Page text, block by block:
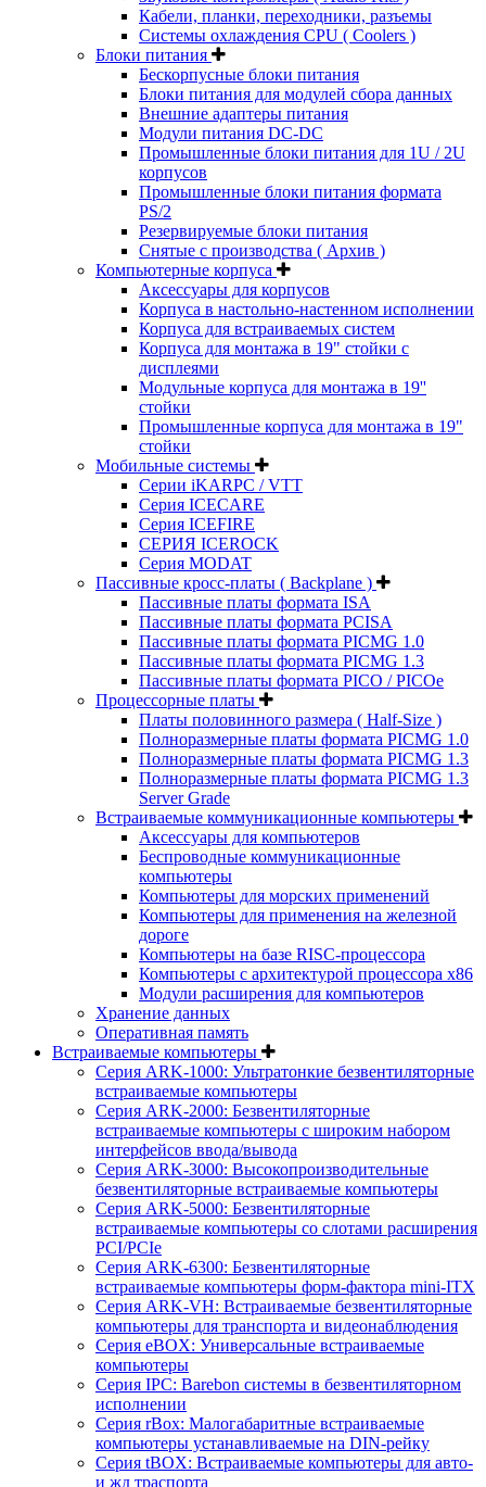
Кабели, планки, переходники, разъемы
Системы охлаждения CPU ( Coolers )
Блоки питания
Бескорпусные блоки питания
Блоки питания для модулей сбора данных
Внешние адаптеры питания
Модули питания DC-DC
Промышленные блоки питания для 1U / 2U
корпусов
Промышленные блоки питания формата
PS/2
Резервируемые блоки питания
Снятые с производства ( Архив )
Компьютерные корпуса
Аксессуары для корпусов
Корпуса в настольно-настенном исполнении
Корпуса для встраиваемых систем
Корпуса для монтажа в 19" стойки с
дисплеями
Модульные корпуса для монтажа в 19''
стойки
Промышленные корпуса для монтажа в 19"
стойки
Мобильные системы
Серии iKARPC / VTT
Серия ICECARE
Серия ICEFIRE
СЕРИЯ ICEROCK
Серия MODAT
Пассивные кросс-платы ( Backplane )
Пассивные платы формата ISA
Пассивные платы формата PCISA
Пассивные платы формата PICMG 1.0
Пассивные платы формата PICMG 1.3
Пассивные платы формата PICO / PICOe
Процессорные платы
Платы половинного размера ( Half-Size )
Полноразмерные платы формата PICMG 1.0
Полноразмерные платы формата PICMG 1.3
Полноразмерные платы формата PICMG 1.3
Server Grade
Встраиваемые коммуникационные компьютеры
Аксессуары для компьютеров
Беспроводные коммуникационные
компьютеры
Компьютеры для морских применений
Компьютеры для применения на железной
дороге
Компьютеры на базе RISC-процессора
Компьютеры с архитектурой процессора x86
Модули расширения для компьютеров
Хранение данных
Оперативная память
Встраиваемые компьютеры
Серия ARK-1000: Ультратонкие безвентиляторные
встраиваемые компьютеры
Серия ARK-2000: Безвентиляторные
встраиваемые компьютеры с широким набором
интерфейсов ввода/вывода
Серия ARK-3000: Высокопроизводительные
безвентиляторные встраиваемые компьютеры
Серия ARK-5000: Безвентиляторные
встраиваемые компьютеры со слотами расширения
PCI/PCIe
Серия ARK-6300: Безвентиляторные
встраиваемые компьютеры форм-фактора mini-ITX
Серия ARK-VH: Встраиваемые безвентиляторные
компьютеры для транспорта и видеонаблюдения
Серия eBOX: Универсальные встраиваемые
компьютеры
Серия IPC: Barebon системы в безвентиляторном
исполнении
Серия rBox: Малогабаритные встраиваемые
компьютеры устанавливаемые на DIN-рейку
Серия tBOX: Встраиваемые компьютеры для авто-
и жд траспорта